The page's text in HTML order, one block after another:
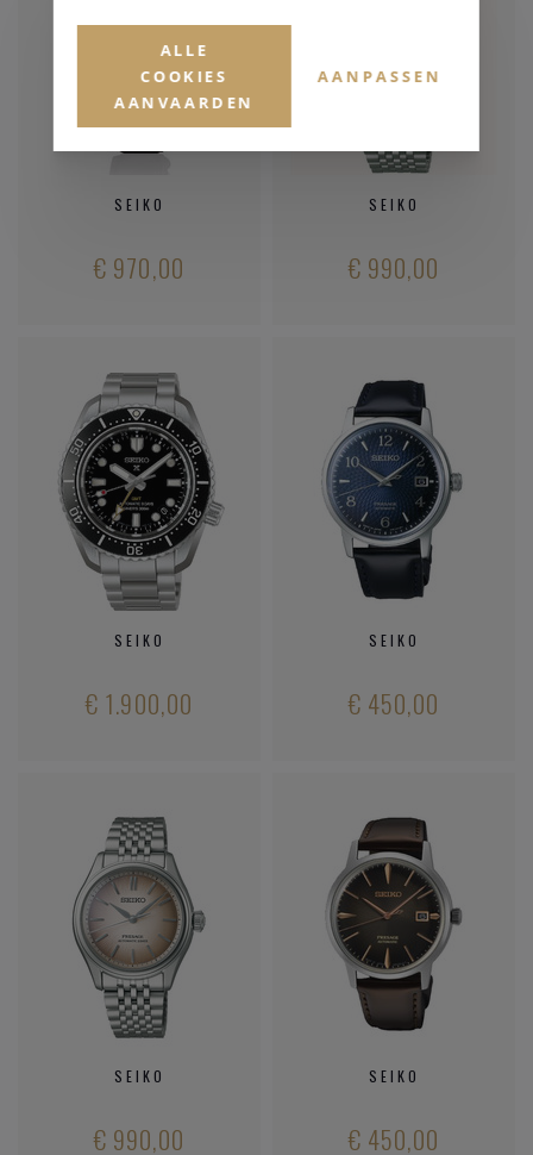
SEIKO
€ 970,00
SEIKO
€ 990,00
SEIKO
€ 1.900,00
SEIKO
€ 450,00
SEIKO
€ 990,00
SEIKO
€ 450,00
ALLE
COOKIES
AANVAARDEN
AANPASSEN